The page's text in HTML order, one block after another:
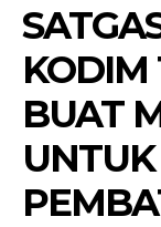
KODIM
BUAT